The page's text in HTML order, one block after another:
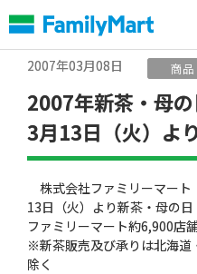
文
へ
2007年03月08日
商品
2007年新茶・母
3月13日（火）よ
株式会社ファミリーマート
13日（火）より新茶・母の
ファミリーマート約6,900店
※新茶販売及び承りは北海道
除く